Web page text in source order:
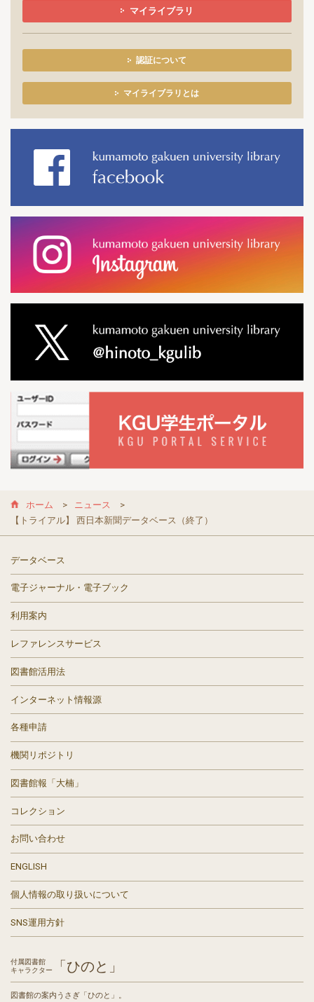
マイライブラリ
認証について
マイライブラリとは
ホーム
ニュース
【トライアル】 西日本新聞データベース（終了）
データベース
電子ジャーナル・電子ブック
利用案内
レファレンスサービス
図書館活用法
インターネット情報源
各種申請
機関リポジトリ
図書館報「大楠」
コレクション
お問い合わせ
ENGLISH
個人情報の取り扱いについて
SNS運用方針
付属図書館
キャラクター
「ひのと」
図書館の案内うさぎ「ひのと」。